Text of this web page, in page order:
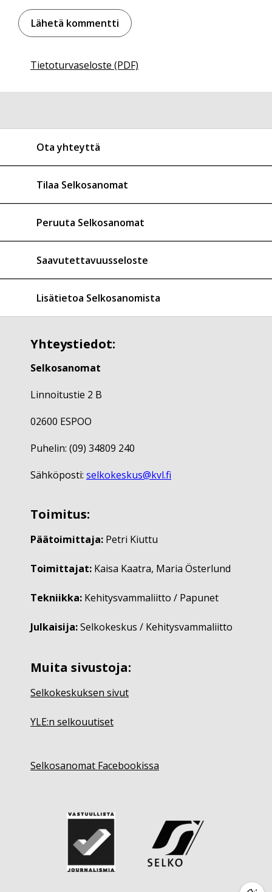
Tietoturvaseloste (PDF)
Ota yhteyttä
Tilaa Selkosanomat
Peruuta Selkosanomat
Saavutettavuusseloste
Lisätietoa Selkosanomista
Yhteystiedot:
Selkosanomat
Linnoitustie 2 B
02600 ESPOO
Puhelin: (09) 34809 240
Sähköposti: selkokeskus@kvl.fi
Toimitus:
Päätoimittaja: Petri Kiuttu
Toimittajat: Kaisa Kaatra, Maria Österlund
Tekniikka: Kehitysvammaliitto / Papunet
Julkaisija:Selkokeskus / Kehitysvammaliitto
Muita sivustoja:
Selkokeskuksen sivut
YLE:n selkouutiset
Selkosanomat Facebookissa